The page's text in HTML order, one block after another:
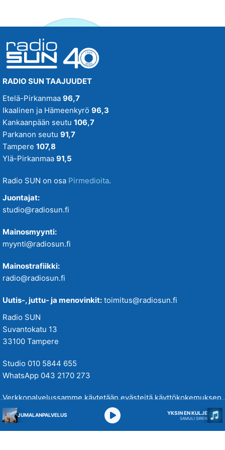
RADIO SUN TAAJUUDET
Etelä-Pirkanmaa 96,7
Ikaalinen ja Hämeenkyrö 96,3
Kankaanpään seutu 106,7
Parkanon seutu 91,7
Tampere 107,8
Ylä-Pirkanmaa 91,5
Radio SUN on osa Pirmedioita.
Juontajat:
studio@radiosun.fi
Mainosmyynti:
myynti@radiosun.fi
Mainostrafiikki:
radio@radiosun.fi
Uutis-, juttu- ja menovinkit: toimitus@radiosun.fi
Radio SUN
Suvantokatu 13
33100 Tampere
Studio 010 5844 655
WhatsApp 043 2170 273
Verkkopalvelussamme käytetään evästeitä käyttökokemuksen
parantamiseksi. Tutustu tietosuojakäytäntöihimmetäällä .
JUMALANPALVELUS YKSIN EN KULJE
SAMULI SIREN